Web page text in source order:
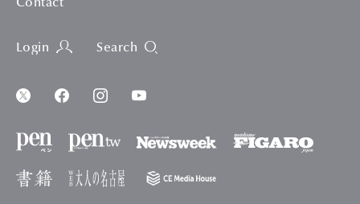
Contact
Login Search